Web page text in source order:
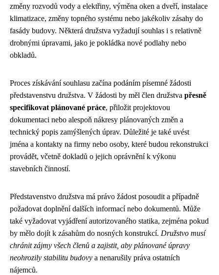
změny rozvodů vody a elektřiny, výměna oken a dveří, instalace
klimatizace, změny topného systému nebo jakékoliv zásahy do
fasády budovy. Některá družstva vyžadují souhlas i s relativně
drobnými úpravami, jako je pokládka nové podlahy nebo
obkladů.
Proces získávání souhlasu začína podáním písemné žádosti
představenstvu družstva. V žádosti by měl člen družstva přesně
specifikovat plánované práce, přiložit projektovou
dokumentaci nebo alespoň nákresy plánovaných změn a
technický popis zamýšlených úprav. Důležité je také uvést
jména a kontakty na firmy nebo osoby, které budou rekonstrukci
provádět, včetně dokladů o jejich oprávnění k výkonu
stavebních činností.
Představenstvo družstva má právo žádost posoudit a případně
požadovat doplnění dalších informací nebo dokumentů. Může
také vyžadovat vyjádření autorizovaného statika, zejména pokud
by mělo dojít k zásahům do nosných konstrukcí. Družstvo musí
chránit zájmy všech členů a zajistit, aby plánované úpravy
neohrozily stabilitu budovy a nenarušily práva ostatních
nájemců.